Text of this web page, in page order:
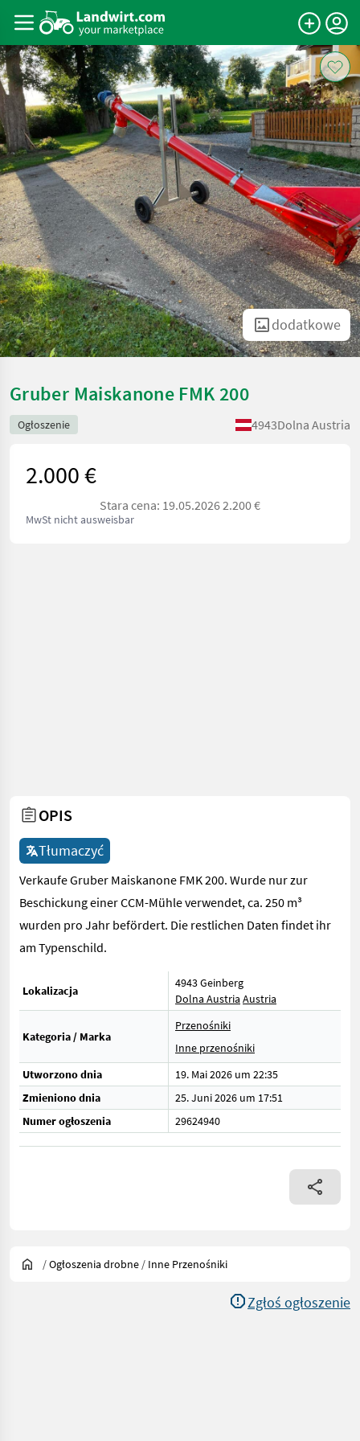
dodatkowe
Gruber Maiskanone FMK 200
Ogłoszenie 4943Dolna Austria
2.000 €
Stara cena: 19.05.2026 2.200 €
MwSt nicht ausweisbar
OPIS
Tłumaczyć
Verkaufe Gruber Maiskanone FMK 200. Wurde nur zur
Beschickung einer CCM-Mühle verwendet, ca. 250 m³
wurden pro Jahr befördert. Die restlichen Daten findet ihr
am Typenschild.
Lokalizacja
4943 Geinberg
Dolna Austria Austria
Kategoria / Marka
Przenośniki
Inne przenośniki
Utworzono dnia
19. Mai 2026 um 22:35
Zmieniono dnia
25. Juni 2026 um 17:51
Numer ogłoszenia
29624940
/Ogłoszenia drobne / Inne Przenośniki
Zgłoś ogłoszenie